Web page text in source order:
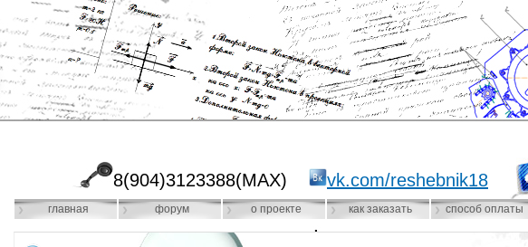
8(904)3123388(MAX) vk.com/reshebnik18
главная форум о проекте как заказать способ оплаты